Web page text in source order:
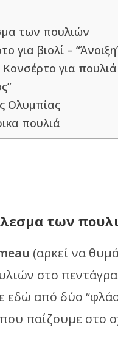
των πουλιών
για βιολί –
για
Ολυμπίας
πουλιά
των
(αρκεί να
στο
εδώ από δύο
παίζουμε στο